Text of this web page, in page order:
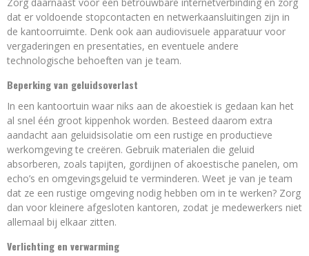
dat er voldoende stopcontacten en netwerkaansluitingen zijn in
de kantoorruimte. Denk ook aan audiovisuele apparatuur voor
vergaderingen en presentaties, en eventuele andere
technologische behoeften van je team.
Beperking van geluidsoverlast
In een kantoortuin waar niks aan de akoestiek is gedaan kan het
al snel één groot kippenhok worden. Besteed daarom extra
aandacht aan geluidsisolatie om een rustige en productieve
werkomgeving te creëren. Gebruik materialen die geluid
absorberen, zoals tapijten, gordijnen of akoestische panelen, om
echo’s en omgevingsgeluid te verminderen. Weet je van je team
dat ze een rustige omgeving nodig hebben om in te werken? Zorg
dan voor kleinere afgesloten kantoren, zodat je medewerkers niet
allemaal bij elkaar zitten.
Verlichting en verwarming